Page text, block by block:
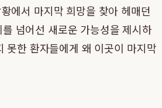
에서 마지막 희망을 찾아 헤매던
넘어선 새로운 가능성을 제시하
못한 환자들에게 왜 이곳이 마지막